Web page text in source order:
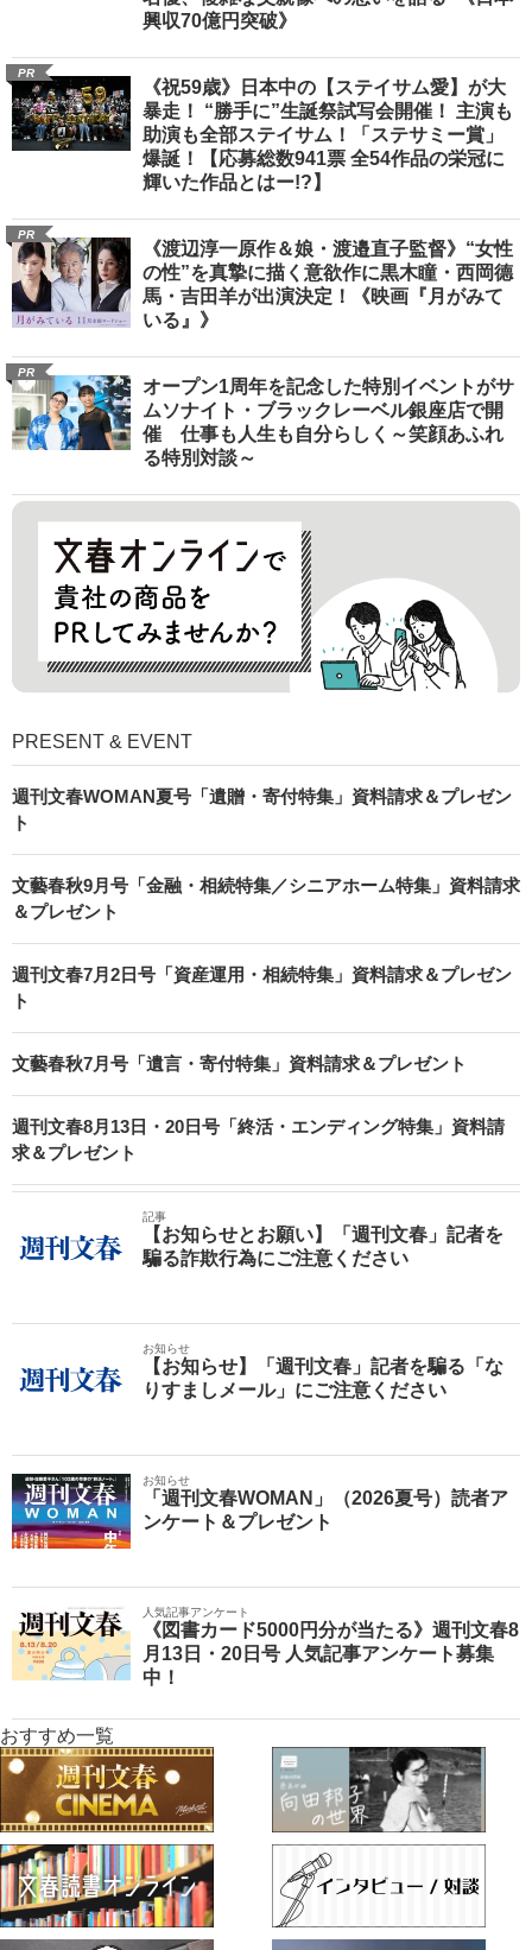
興収70億円突破》
PR
《祝59歳》日本中の【ステイサム愛】が大
暴走！ “勝手に”生誕祭試写会開催！ 主演も
助演も全部ステイサム！「ステサミー賞」
爆誕！【応募総数941票 全54作品の栄冠に
輝いた作品とはー!?】
PR
《渡辺淳一原作＆娘・渡邉直子監督》“女性
の性”を真摯に描く意欲作に黒木瞳・西岡德
馬・吉田羊が出演決定！《映画『月がみて
いる』》
PR
オープン1周年を記念した特別イベントがサ
ムソナイト・ブラックレーベル銀座店で開
催 仕事も人生も自分らしく～笑顔あふれ
る特別対談～
PRESENT & EVENT
週刊文春WOMAN夏号「遺贈・寄付特集」資料請求＆プレゼン
ト
文藝春秋9月号「金融・相続特集／シニアホーム特集」資料請求
＆プレゼント
週刊文春7月2日号「資産運用・相続特集」資料請求＆プレゼン
ト
文藝春秋7月号「遺言・寄付特集」資料請求＆プレゼント
週刊文春8月13日・20日号「終活・エンディング特集」資料請
求＆プレゼント
記事
【お知らせとお願い】「週刊文春」記者を
騙る詐欺行為にご注意ください
お知らせ
【お知らせ】「週刊文春」記者を騙る「な
りすましメール」にご注意ください
お知らせ
「週刊文春WOMAN」（2026夏号）読者ア
ンケート＆プレゼント
人気記事アンケート
《図書カード5000円分が当たる》週刊文春8
月13日・20日号 人気記事アンケート募集
中！
おすすめ一覧